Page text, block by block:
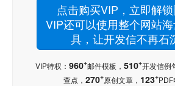
点击购买VIP，立即解
VIP还可以使用整个网站
具，让开发信不再石
VIP特权： 960+邮件模板， 510+开发信例
查点， 270+原创文章， 123+PDF